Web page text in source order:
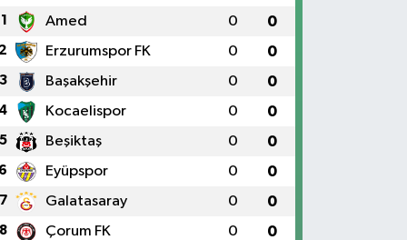
1 Amed 0 0
2 Erzurumspor FK 0 0
3 Başakşehir 0 0
4 Kocaelispor 0 0
5 Beşiktaş 0 0
6 Eyüpspor 0 0
7 Galatasaray 0 0
8 Çorum FK 0 0